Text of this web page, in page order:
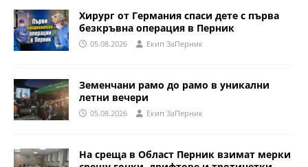
Хирург от Германия спаси дете с първа
безкръвна операция в Перник
05.08.2026 Eкип ЗаПерник
Земенчани рамо до рамо в уникални
летни вечери
05.08.2026 Eкип ЗаПерник
На среща в Област Перник взимат мерки